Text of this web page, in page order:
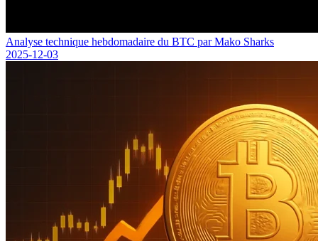
Analyse technique hebdomadaire du BTC par Mako Sharks
2025-12-03